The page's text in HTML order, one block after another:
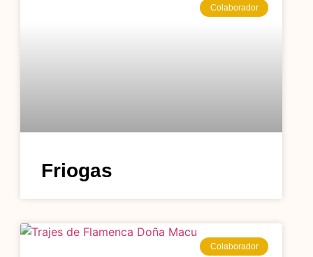
Colaborador
Friogas
Colaborador